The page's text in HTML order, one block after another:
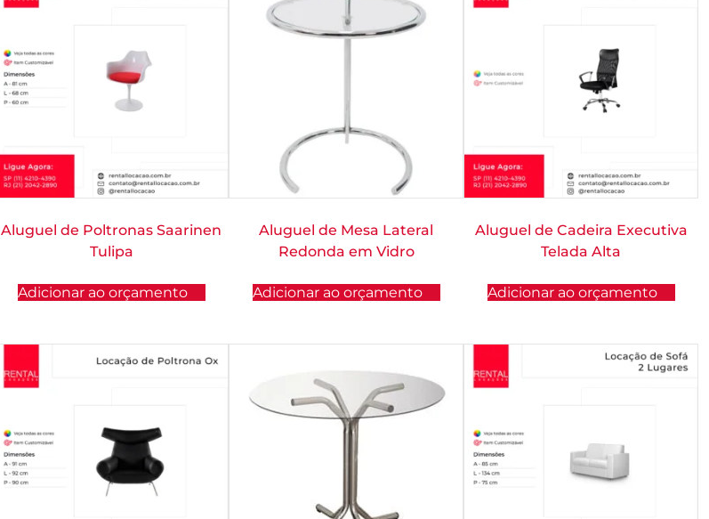
Aluguel de Poltronas Saarinen
Tulipa
Adicionar ao orçamento
Aluguel de Mesa Lateral
Redonda em Vidro
Adicionar ao orçamento
Aluguel de Cadeira Executiva
Telada Alta
Adicionar ao orçamento